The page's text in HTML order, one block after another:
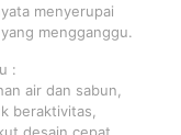
menyerupai
mengganggu.
:
air dan sabun,
beraktivitas,